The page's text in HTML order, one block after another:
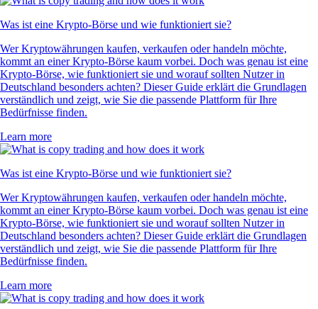
Was ist eine Krypto-Börse und wie funktioniert sie?
Wer Kryptowährungen kaufen, verkaufen oder handeln möchte,
kommt an einer Krypto-Börse kaum vorbei. Doch was genau ist eine
Krypto-Börse, wie funktioniert sie und worauf sollten Nutzer in
Deutschland besonders achten? Dieser Guide erklärt die Grundlagen
verständlich und zeigt, wie Sie die passende Plattform für Ihre
Bedürfnisse finden.
Learn more
Was ist eine Krypto-Börse und wie funktioniert sie?
Wer Kryptowährungen kaufen, verkaufen oder handeln möchte,
kommt an einer Krypto-Börse kaum vorbei. Doch was genau ist eine
Krypto-Börse, wie funktioniert sie und worauf sollten Nutzer in
Deutschland besonders achten? Dieser Guide erklärt die Grundlagen
verständlich und zeigt, wie Sie die passende Plattform für Ihre
Bedürfnisse finden.
Learn more